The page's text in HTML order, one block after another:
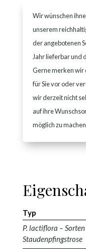
Wir wünschen
unserem
der angebotenen
Jahr lieferbar und
Gerne merken wir
für Sie vor oder
wir derzeit nicht
auf ihre
möglich zu
Typ
P. lactiflora – Sorten
Staudenpfingstrose